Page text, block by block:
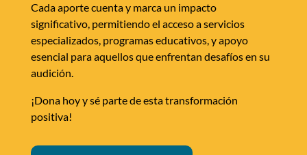
Cada aporte cuenta y marca un impacto
significativo, permitiendo el acceso a servicios
especializados, programas educativos, y apoyo
esencial para aquellos que enfrentan desafíos en su
audición.
¡Dona hoy y sé parte de esta transformación
positiva!